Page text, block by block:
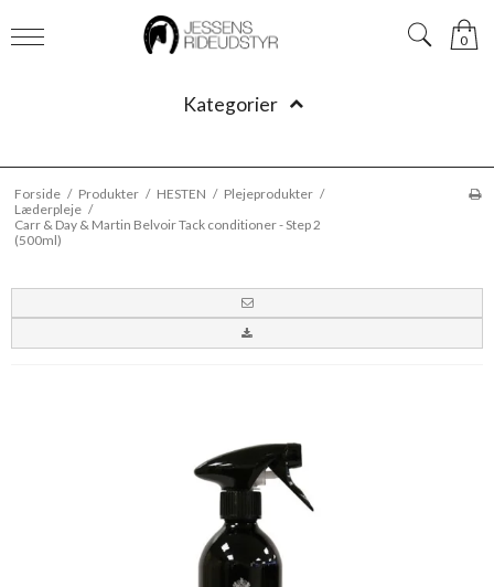
0
Kategorier
Forside / Produkter / HESTEN / Plejeprodukter /
Læderpleje /
Carr & Day & Martin Belvoir Tack conditioner - Step 2
(500ml)